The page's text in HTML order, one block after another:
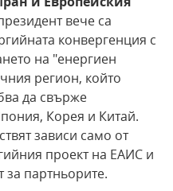
вече са
конвергенция с
на "енергиен
регион, който
да свърже
Корея и Китай.
зависи само от
проект на ЕАИС и
за партньорите.